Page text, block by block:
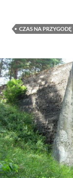
CZAS NA PRZYGODĘ